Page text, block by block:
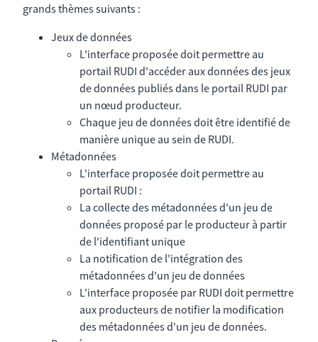
grands thèmes suivants :
Jeux de données
L'interface proposée doit permettre au
portail RUDI d'accéder aux données des jeux
de données publiés dans le portail RUDI par
un nœud producteur.
Chaque jeu de données doit être identifié de
manière unique au sein de RUDI.
Métadonnées
L'interface proposée doit permettre au
portail RUDI :
La collecte des métadonnées d'un jeu de
données proposé par le producteur à partir
de l'identifiant unique
La notification de l'intégration des
métadonnées d'un jeu de données
L'interface proposée par RUDI doit permettre
aux producteurs de notifier la modification
des métadonnées d'un jeu de données.